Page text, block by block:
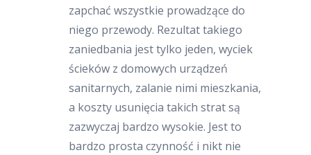
zapchać wszystkie prowadzące do
niego przewody. Rezultat takiego
zaniedbania jest tylko jeden, wyciek
ścieków z domowych urządzeń
sanitarnych, zalanie nimi mieszkania,
a koszty usunięcia takich strat są
zazwyczaj bardzo wysokie. Jest to
bardzo prosta czynność i nikt nie